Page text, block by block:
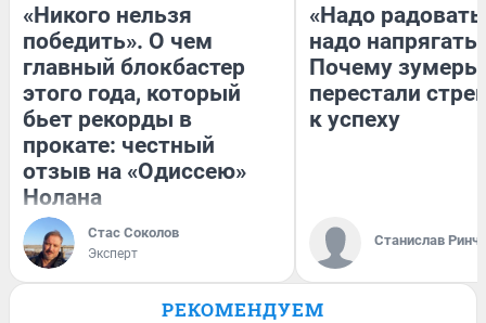
«Никого нельзя
победить». О чем
главный блокбастер
этого года, который
бьет рекорды в
прокате: честный
отзыв на «Одиссею»
Нолана
Стас Соколов
Эксперт
«Надо
надо
Почему зумеры
перестали
к успеху
Станислав
РЕКОМЕНДУЕМ